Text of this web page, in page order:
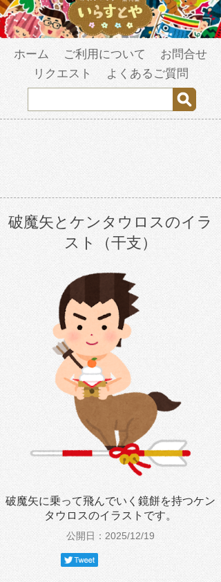
ホーム ご利用について
お問合せ
リクエスト
よくあるご質問
破魔矢とケンタウロスのイラ
スト（干支）
破魔矢に乗って飛んでいく鏡餅を持つケン
タウロスのイラストです。
公開日：2025/12/19